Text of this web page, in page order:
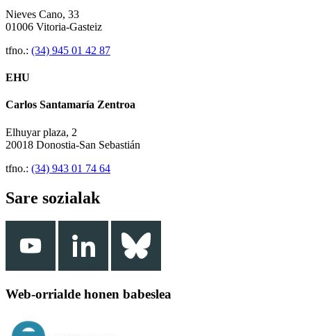
Nieves Cano, 33
01006 Vitoria-Gasteiz
tfno.: (34) 945 01 42 87
EHU
Carlos Santamaría Zentroa
Elhuyar plaza, 2
20018 Donostia-San Sebastián
tfno.: (34) 943 01 74 64
Sare sozialak
Web-orrialde honen babeslea